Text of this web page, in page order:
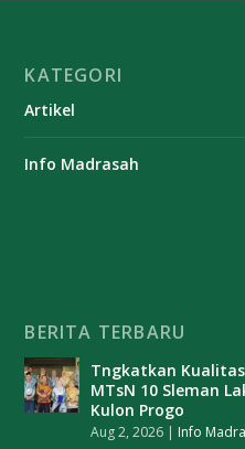
KATEGORI
Artikel
Info Madrasah
BERITA TERBARU
Tngkatkan Kualitas
MTsN 10 Sleman
Kulon Progo
Aug 2, 2026 | Info